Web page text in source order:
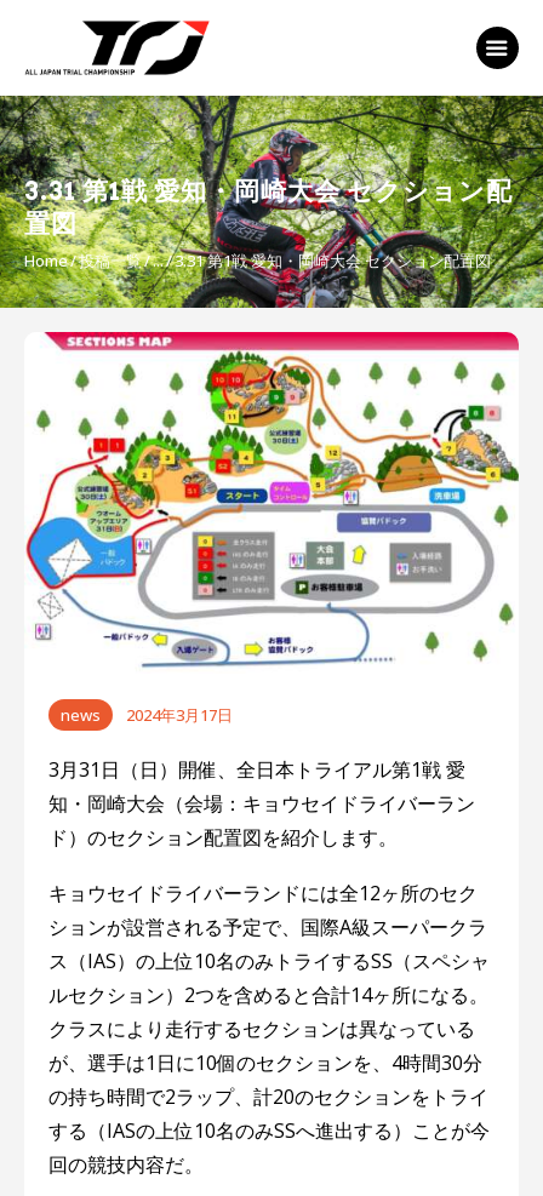
3.31 第1戦 愛知・岡崎大会 セクション配
置図
Home 投稿一覧 ... 3.31 第1戦 愛知・岡崎大会 セクション配置図
MFJ 全日本トライアル選手権
EVENT
TRJ ランキング
MSP Motosports
Promotion TOP
news 2024年3月17日
3月31日（日）開催、全日本トライアル第1戦 愛
知・岡崎大会（会場：キョウセイドライバーラン
ド）のセクション配置図を紹介します。
キョウセイドライバーランドには全12ヶ所のセク
ションが設営される予定で、国際A級スーパークラ
ス（IAS）の上位10名のみトライするSS（スペシャ
ルセクション）2つを含めると合計14ヶ所になる。
クラスにより走行するセクションは異なっている
が、選手は1日に10個のセクションを、4時間30分
の持ち時間で2ラップ、計20のセクションをトライ
する（IASの上位10名のみSSへ進出する）ことが今
回の競技内容だ。
投
稿
ナ
ビ
ゲ
ー
シ
ョ
ン